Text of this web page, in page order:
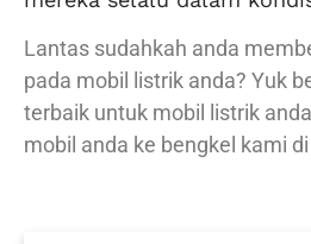
Lantas sudahkah anda
pada mobil listrik anda? Yuk
terbaik untuk mobil listrik
mobil anda ke bengkel kami di